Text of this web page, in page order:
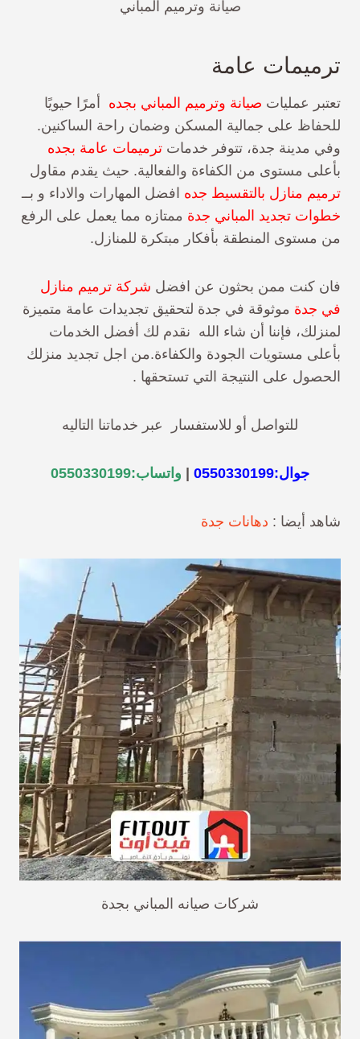
صيانة وترميم المباني
ترميمات عامة
تعتبر عمليات صيانة وترميم المباني بجده أمرًا حيويًا
للحفاظ على جمالية المسكن وضمان راحة الساكنين.
وفي مدينة جدة، تتوفر خدمات ترميمات عامة بجده
بأعلى مستوى من الكفاءة والفعالية. حيث يقدم مقاول
ترميم منازل بالتقسيط جده افضل المهارات والاداء و بــ
خطوات تجديد المباني جدة ممتازه مما يعمل على الرفع
من مستوى المنطقة بأفكار مبتكرة للمنازل.
فان كنت ممن بحثون عن افضل شركة ترميم منازل
في جدة موثوقة في جدة لتحقيق تجديدات عامة متميزة
لمنزلك، فإننا أن شاء الله نقدم لك أفضل الخدمات
بأعلى مستويات الجودة والكفاءة.من اجل تجديد منزلك
الحصول على النتيجة التي تستحقها .
للتواصل أو للاستفسار عبر خدماتنا التاليه
جوال:0550330199 واتساب:0550330199
شاهد أيضا : دهانات جدة
شركات صيانه المباني بجدة